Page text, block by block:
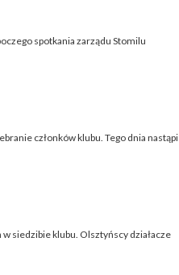
spotkania zarządu Stomilu
członków klubu. Tego dnia nastąpi
siedzibie klubu. Olsztyńscy działacze